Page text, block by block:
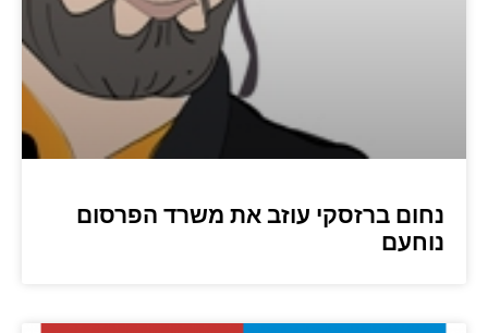
נחום ברזסקי עוזב את משרד הפרסום
נוחעם